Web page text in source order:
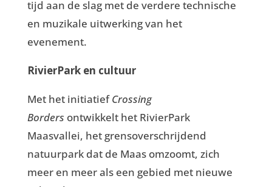
tijd aan de slag met de verdere technische
en muzikale uitwerking van het
evenement.
RivierPark en cultuur
Met het initiatiefCrossing
Borders ontwikkelt het RivierPark
Maasvallei, het grensoverschrijdend
natuurpark dat de Maas omzoomt, zich
meer en meer als een gebied met nieuwe